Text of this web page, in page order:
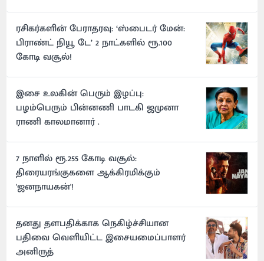
ரசிகர்களின் பேராதரவு: ‘ஸ்பைடர் மேன்:
பிராண்ட் நியூ டே’ 2 நாட்களில் ரூ.100
கோடி வசூல்!
இசை உலகின் பெரும் இழப்பு:
பழம்பெரும் பின்னணி பாடகி ஜமுனா
ராணி காலமானார் .
7 நாளில் ரூ.255 கோடி வசூல்:
திரையரங்குகளை ஆக்கிரமிக்கும்
'ஜனநாயகன்'!
தனது தளபதிக்காக நெகிழ்ச்சியான
பதிவை வெளியிட்ட இசையமைப்பாளர்
அனிருத்